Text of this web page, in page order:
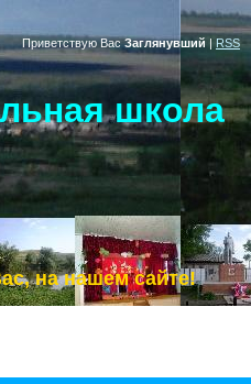
Приветствую Вас Заглянувший | RSS
школа
сайте!